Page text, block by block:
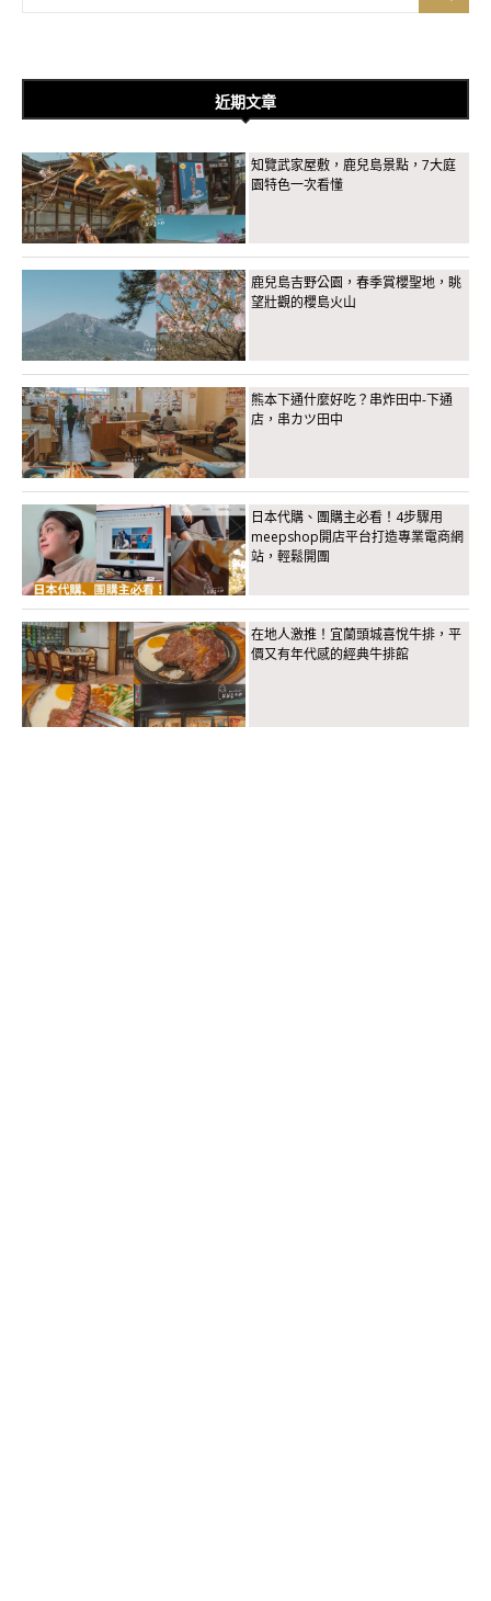
近期文章
知覽武家屋敷，鹿兒島景點，7大庭
園特色一次看懂
鹿兒島吉野公園，春季賞櫻聖地，眺
望壯觀的櫻島火山
熊本下通什麼好吃？串炸田中-下通
店，串カツ田中
日本代購、團購主必看！4步驟用
meepshop開店平台打造專業電商網
站，輕鬆開團
在地人激推！宜蘭頭城喜悅牛排，平
價又有年代感的經典牛排館